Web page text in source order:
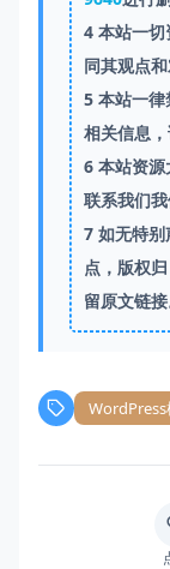
4本站一切
同其观点和
5本站一律
相关信息
6本站资源
联系我们我
7如无特别
点，版权
留原文链接
WordPress